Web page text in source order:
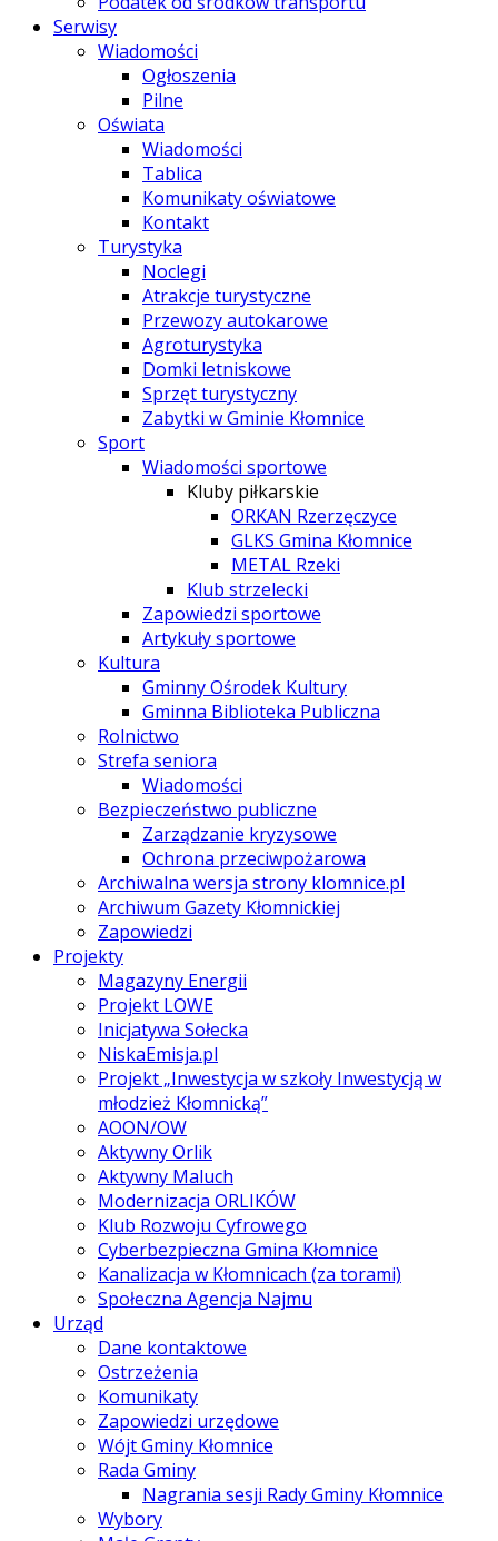
Serwisy
Wiadomości
Ogłoszenia
Pilne
Oświata
Wiadomości
Tablica
Komunikaty oświatowe
Kontakt
Turystyka
Noclegi
Atrakcje turystyczne
Przewozy autokarowe
Agroturystyka
Domki letniskowe
Sprzęt turystyczny
Zabytki w Gminie Kłomnice
Sport
Wiadomości sportowe
Kluby piłkarskie
ORKAN Rzerzęczyce
GLKS Gmina Kłomnice
METAL Rzeki
Klub strzelecki
Zapowiedzi sportowe
Artykuły sportowe
Kultura
Gminny Ośrodek Kultury
Gminna Biblioteka Publiczna
Rolnictwo
Strefa seniora
Wiadomości
Bezpieczeństwo publiczne
Zarządzanie kryzysowe
Ochrona przeciwpożarowa
Archiwalna wersja strony klomnice.pl
Archiwum Gazety Kłomnickiej
Zapowiedzi
Projekty
Magazyny Energii
Projekt LOWE
Inicjatywa Sołecka
NiskaEmisja.pl
Projekt „Inwestycja w szkoły Inwestycją w
młodzież Kłomnicką”
AOON/OW
Aktywny Orlik
Aktywny Maluch
Modernizacja ORLIKÓW
Klub Rozwoju Cyfrowego
Cyberbezpieczna Gmina Kłomnice
Kanalizacja w Kłomnicach (za torami)
Społeczna Agencja Najmu
Urząd
Dane kontaktowe
Ostrzeżenia
Komunikaty
Zapowiedzi urzędowe
Wójt Gminy Kłomnice
Rada Gminy
Nagrania sesji Rady Gminy Kłomnice
Wybory